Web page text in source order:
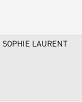
SOPHIE LAURENT